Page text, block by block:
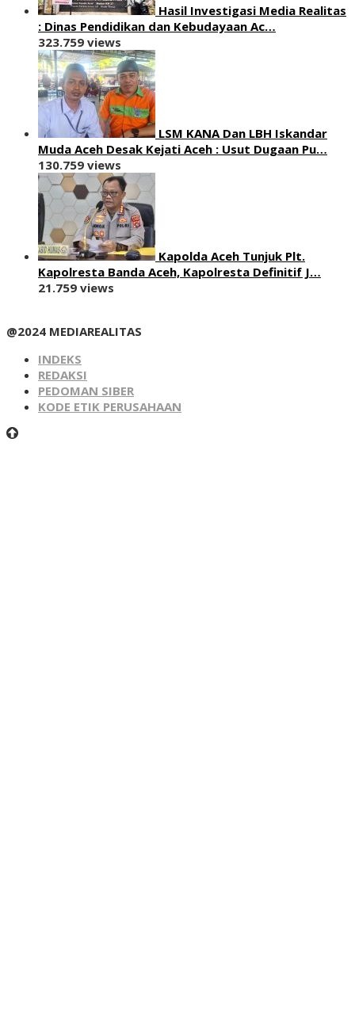
Hasil Investigasi Media Realitas
: ‎Dinas Pendidikan dan Kebudayaan Ac…
323.759 views
LSM KANA Dan LBH Iskandar
Muda Aceh Desak Kejati Aceh : Usut Dugaan Pu…
130.759 views
Kapolda Aceh Tunjuk Plt.
Kapolresta Banda Aceh, Kapolresta Definitif J…
21.759 views
@2024 MEDIAREALITAS
INDEKS
REDAKSI
PEDOMAN SIBER
KODE ETIK PERUSAHAAN